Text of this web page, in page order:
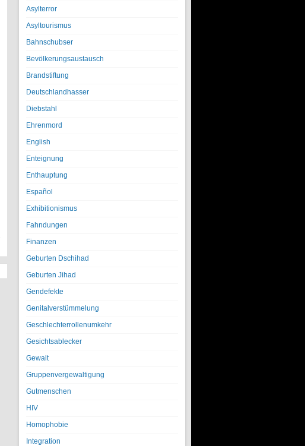
Asylterror
Asyltourismus
Bahnschubser
Bevölkerungsaustausch
Brandstiftung
Deutschlandhasser
Diebstahl
Ehrenmord
English
Enteignung
Enthauptung
Español
Exhibitionismus
Fahndungen
Finanzen
Geburten Dschihad
Geburten Jihad
Gendefekte
Genitalverstümmelung
Geschlechterrollenumkehr
Gesichtsablecker
Gewalt
Gruppenvergewaltigung
Gutmenschen
HIV
Homophobie
Integration